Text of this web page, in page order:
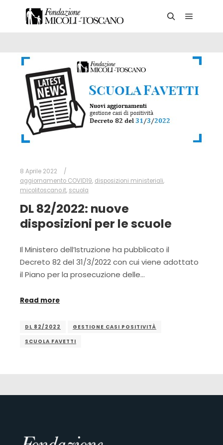
8 Aprile 2022
aggiornamento COVID19, disposizioni ministeriali,
micolitoscano.it, scuola
DL 82/2022: nuove
disposizioni per le scuole
Il Ministero dell’Istruzione ha pubblicato il
Decreto 82 del 31/3/2022 con cui viene adottato
il Piano per la prosecuzione delle…
Read more
DL 82/2022
GESTIONE CASI POSITIVITÀ
SCUOLA FAVETTI